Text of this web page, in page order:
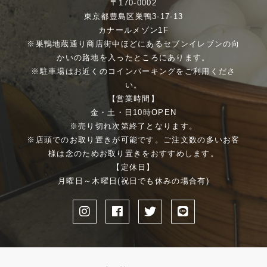
〒170-0002
東京都豊島区巣鴨3-17-13
カナールメゾン1F
※巣鴨地蔵通り商店街中ほどにあるセブンイレブンの向
かいの路地を入ったところにあります。
※駐車場はお近くのコインパーキングをご利用くださ
い。
【営業時間】
金・土・日10時OPEN
※売り切れ次第終了となります。
※店頭でのお取り置きが可能です。ご注文数の多いお客
様は念のためお取り置きをおすすめします。
【定休日】
月曜日～木曜日(祝日でも休みの場合有)